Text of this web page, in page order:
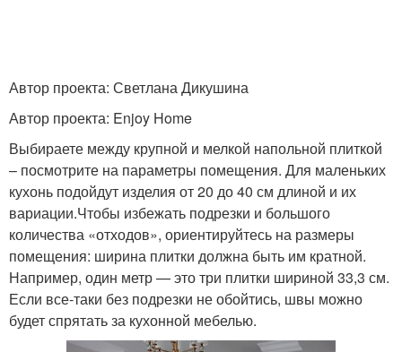
Автор проекта: Светлана Дикушина
Автор проекта: Enjoy Home
Выбираете между крупной и мелкой напольной плиткой
– посмотрите на параметры помещения. Для маленьких
кухонь подойдут изделия от 20 до 40 см длиной и их
вариации.Чтобы избежать подрезки и большого
количества «отходов», ориентируйтесь на размеры
помещения: ширина плитки должна быть им кратной.
Например, один метр — это три плитки шириной 33,3 см.
Если все-таки без подрезки не обойтись, швы можно
будет спрятать за кухонной мебелью.